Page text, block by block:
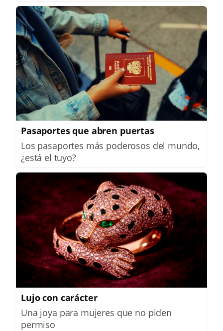
Pasaportes que abren puertas
Los pasaportes más poderosos del mundo,
¿está el tuyo?
Lujo con carácter
Una joya para mujeres que no piden
permiso